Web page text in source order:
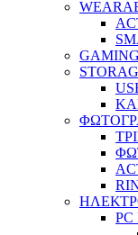
GAMING
PC